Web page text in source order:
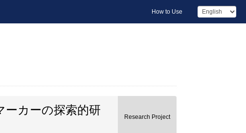
How to Use
ーカーの探索的研
Research Project